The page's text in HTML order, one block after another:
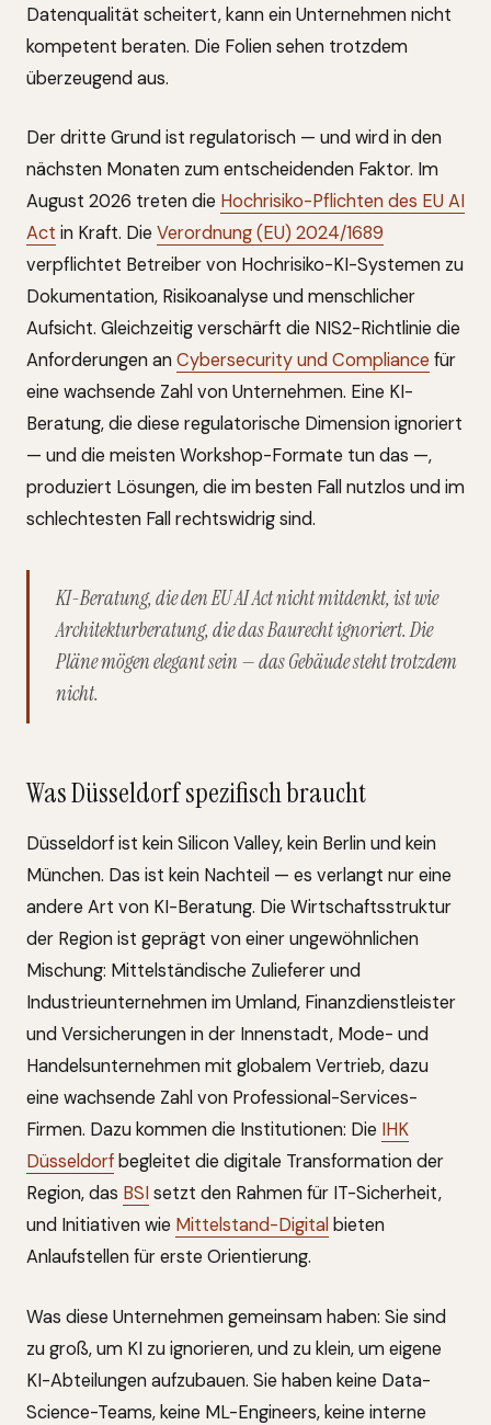
Datenqualität scheitert, kann ein Unternehmen nicht
kompetent beraten. Die Folien sehen trotzdem
überzeugend aus.
Der dritte Grund ist regulatorisch — und wird in den
nächsten Monaten zum entscheidenden Faktor. Im
August 2026 treten die Hochrisiko-Pflichten des EU AI
Act in Kraft. Die Verordnung (EU) 2024/1689
verpflichtet Betreiber von Hochrisiko-KI-Systemen zu
Dokumentation, Risikoanalyse und menschlicher
Aufsicht. Gleichzeitig verschärft die NIS2-Richtlinie die
Anforderungen anCybersecurity und Compliance für
eine wachsende Zahl von Unternehmen. Eine KI-
Beratung, die diese regulatorische Dimension ignoriert
— und die meisten Workshop-Formate tun das —,
produziert Lösungen, die im besten Fall nutzlos und im
schlechtesten Fall rechtswidrig sind.
KI-Beratung, die den EU AI Act nicht mitdenkt, ist wie
Architekturberatung, die das Baurecht ignoriert. Die
Pläne mögen elegant sein — das Gebäude steht trotzdem
nicht.
Was Düsseldorf spezifisch braucht
Düsseldorf ist kein Silicon Valley, kein Berlin und kein
München. Das ist kein Nachteil — es verlangt nur eine
andere Art von KI-Beratung. Die Wirtschaftsstruktur
der Region ist geprägt von einer ungewöhnlichen
Mischung: Mittelständische Zulieferer und
Industrieunternehmen im Umland, Finanzdienstleister
und Versicherungen in der Innenstadt, Mode- und
Handelsunternehmen mit globalem Vertrieb, dazu
eine wachsende Zahl von Professional-Services-
Firmen. Dazu kommen die Institutionen: Die IHK
Düsseldorf begleitet die digitale Transformation der
Region, das BSIsetzt den Rahmen für IT-Sicherheit,
und Initiativen wie Mittelstand-Digital bieten
Anlaufstellen für erste Orientierung.
Was diese Unternehmen gemeinsam haben: Sie sind
zu groß, um KI zu ignorieren, und zu klein, um eigene
KI-Abteilungen aufzubauen. Sie haben keine Data-
Science-Teams, keine ML-Engineers, keine interne